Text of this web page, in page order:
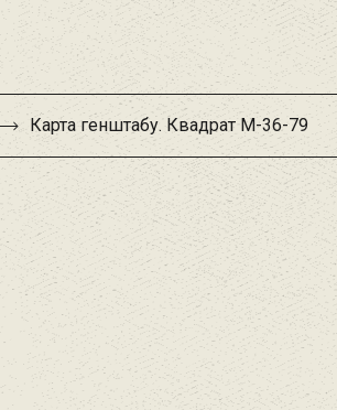
Карта генштабу. Квадрат М-36-79